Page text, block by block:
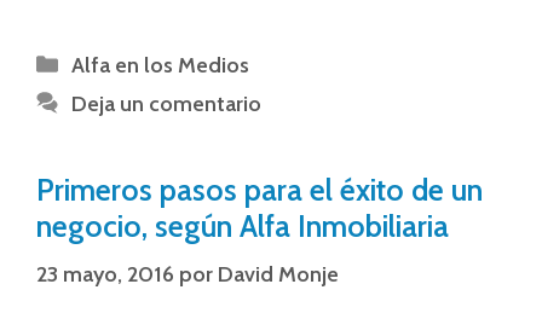
Alfa en los Medios
Deja un comentario
Primeros pasos para el éxito de un
negocio, según Alfa Inmobiliaria
23 mayo, 2016 por David Monje